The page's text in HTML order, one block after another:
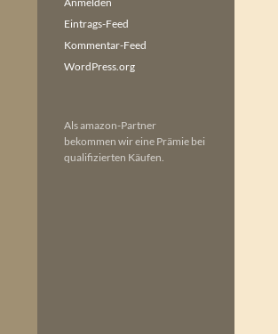
Eintrags-Feed
Kommentar-Feed
WordPress.org
Als amazon-Partner
bekommen wir eine Prämie bei
qualifizierten Käufen.